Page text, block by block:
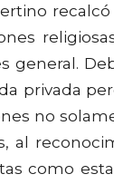
general.
privada
no
al
como